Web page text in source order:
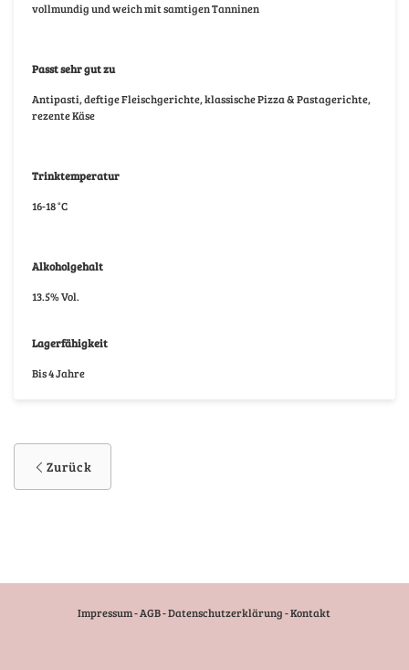
vollmundig und weich mit samtigen Tanninen
Passt sehr gut zu
Antipasti, deftige Fleischgerichte, klassische Pizza & Pastagerichte,
rezente Käse
Trinktemperatur
16-18 °C
Alkoholgehalt
13.5% Vol.
Lagerfähigkeit
Bis 4 Jahre
Zurück
Impressum-AGB-Datenschutzerklärung-Kontakt